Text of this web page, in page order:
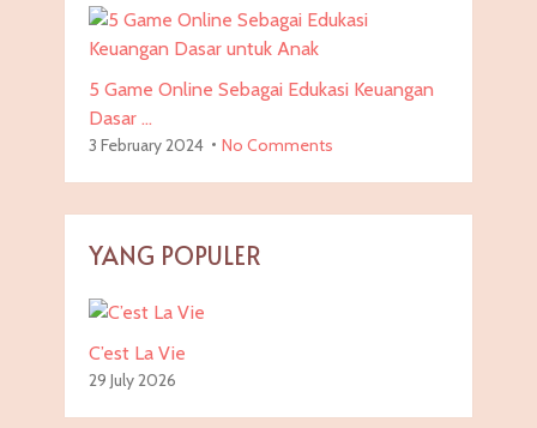
5 Game Online Sebagai Edukasi Keuangan
Dasar …
3 February 2024 No Comments
YANG POPULER
C’est La Vie
29 July 2026